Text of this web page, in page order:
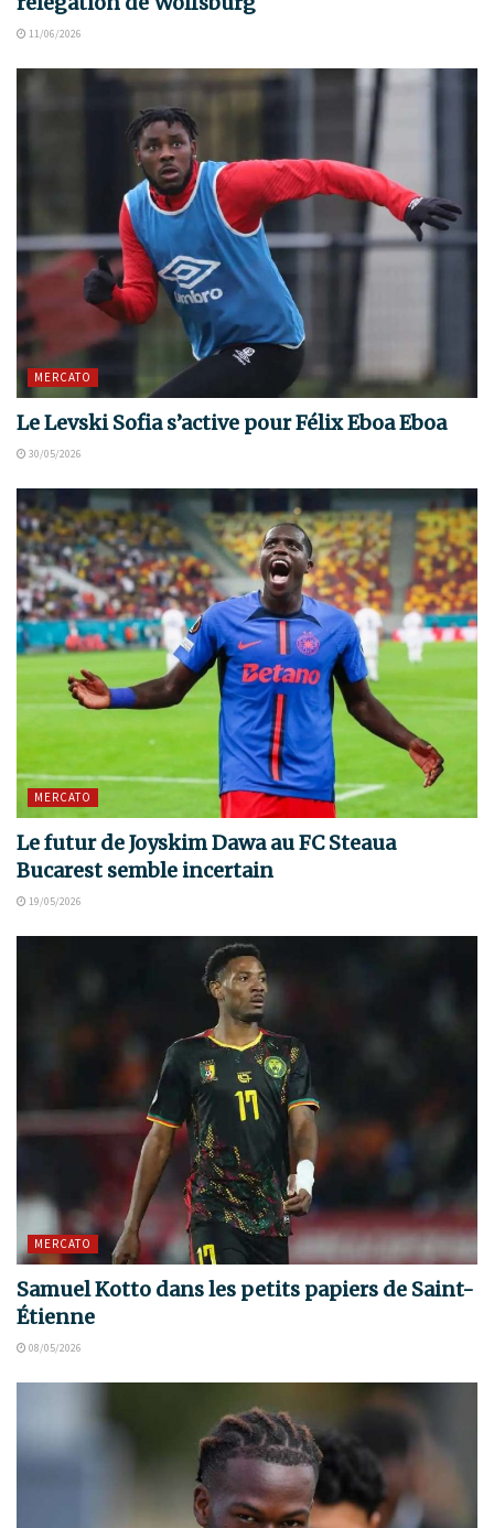
11/06/2026
MERCATO
Le Levski Sofia s’active pour Félix Eboa Eboa
30/05/2026
MERCATO
Le futur de Joyskim Dawa au FC Steaua
Bucarest semble incertain
19/05/2026
MERCATO
Samuel Kotto dans les petits papiers de Saint-
Étienne
08/05/2026